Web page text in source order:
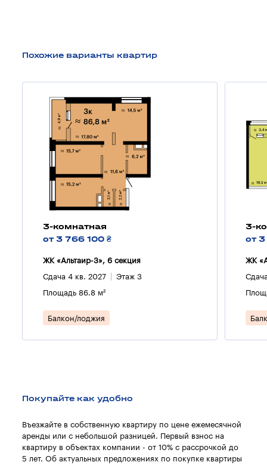
Похожие варианты квартир
3-комнатная
от 3 766 100 ₴
ЖК «Альтаир-3», 6 секция
Сдача 4 кв. 2027 Этаж 3
Площадь 86.8 м²
Балкон/лоджия
3-
от
ЖК
Покупайте как удобно
Въезжайте в собственную квартиру по цене ежемесячной
аренды или с небольшой разницей. Первый взнос на
квартиру в объектах компании - от 10% с рассрочкой до
5 лет. Об актуальных предложениях по покупке квартиры